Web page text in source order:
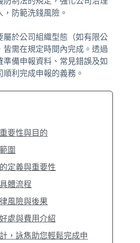
防範洗錢風險。
屬於公司組織型態（如有限公
皆需在規定時間內完成。透過
備申報資料、常見錯誤及如
利完成申報的義務。
要性與目的
圍
定義與重要性
體流程
風險與後果
處與費用介紹
，詠雋助您輕鬆完成申